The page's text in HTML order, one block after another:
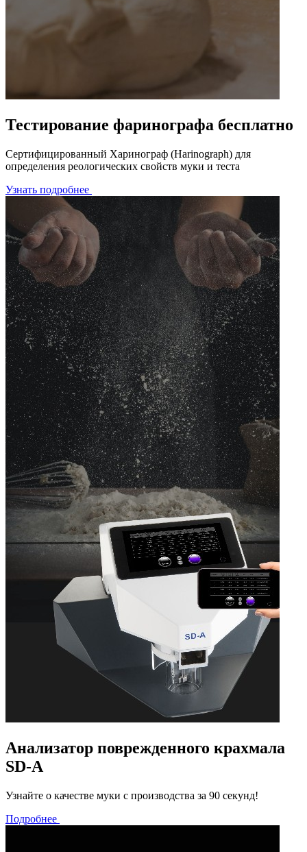
Тестирование фаринографа бесплатно
Сертифицированный Харинограф (Harinograph) для
определения реологических свойств муки и теста
Узнать подробнее
Анализатор поврежденного крахмала
SD-A
Узнайте о качестве муки с производства за 90 секунд!
Подробнее